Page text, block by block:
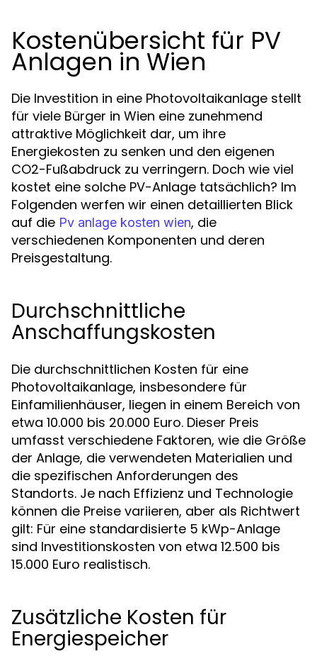
Kostenübersicht für PV
Anlagen in Wien
Die Investition in eine Photovoltaikanlage stellt
für viele Bürger in Wien eine zunehmend
attraktive Möglichkeit dar, um ihre
Energiekosten zu senken und den eigenen
CO2-Fußabdruck zu verringern. Doch wie viel
kostet eine solche PV-Anlage tatsächlich? Im
Folgenden werfen wir einen detaillierten Blick
auf die Pv anlage kosten wien, die
verschiedenen Komponenten und deren
Preisgestaltung.
Durchschnittliche
Anschaffungskosten
Die durchschnittlichen Kosten für eine
Photovoltaikanlage, insbesondere für
Einfamilienhäuser, liegen in einem Bereich von
etwa 10.000 bis 20.000 Euro. Dieser Preis
umfasst verschiedene Faktoren, wie die Größe
der Anlage, die verwendeten Materialien und
die spezifischen Anforderungen des
Standorts. Je nach Effizienz und Technologie
können die Preise variieren, aber als Richtwert
gilt: Für eine standardisierte 5 kWp-Anlage
sind Investitionskosten von etwa 12.500 bis
15.000 Euro realistisch.
Zusätzliche Kosten für
Energiespeicher